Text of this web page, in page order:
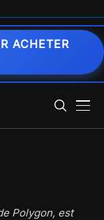
ACHETER
Polygon, est